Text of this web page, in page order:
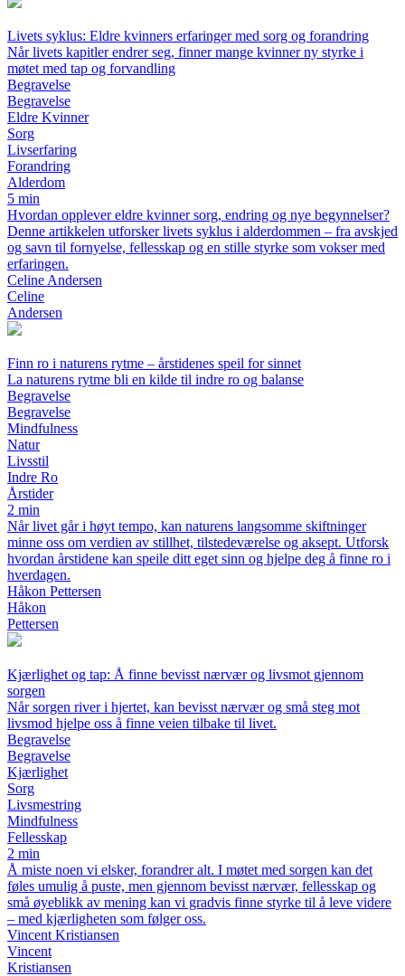
Livets syklus: Eldre kvinners erfaringer med sorg og forandring
Når livets kapitler endrer seg, finner mange kvinner ny styrke i
møtet med tap og forvandling
Begravelse
Begravelse
Eldre Kvinner
Sorg
Livserfaring
Forandring
Alderdom
5 min
Hvordan opplever eldre kvinner sorg, endring og nye begynnelser?
Denne artikkelen utforsker livets syklus i alderdommen – fra avskjed
og savn til fornyelse, fellesskap og en stille styrke som vokser med
erfaringen.
Celine Andersen
Celine
Andersen
Finn ro i naturens rytme – årstidenes speil for sinnet
La naturens rytme bli en kilde til indre ro og balanse
Begravelse
Begravelse
Mindfulness
Natur
Livsstil
Indre Ro
Årstider
2 min
Når livet går i høyt tempo, kan naturens langsomme skiftninger
minne oss om verdien av stillhet, tilstedeværelse og aksept. Utforsk
hvordan årstidene kan speile ditt eget sinn og hjelpe deg å finne ro i
hverdagen.
Håkon Pettersen
Håkon
Pettersen
Kjærlighet og tap: Å finne bevisst nærvær og livsmot gjennom
sorgen
Når sorgen river i hjertet, kan bevisst nærvær og små steg mot
livsmod hjelpe oss å finne veien tilbake til livet.
Begravelse
Begravelse
Kjærlighet
Sorg
Livsmestring
Mindfulness
Fellesskap
2 min
Å miste noen vi elsker, forandrer alt. I møtet med sorgen kan det
føles umulig å puste, men gjennom bevisst nærvær, fellesskap og
små øyeblikk av mening kan vi gradvis finne styrke til å leve videre
– med kjærligheten som følger oss.
Vincent Kristiansen
Vincent
Kristiansen